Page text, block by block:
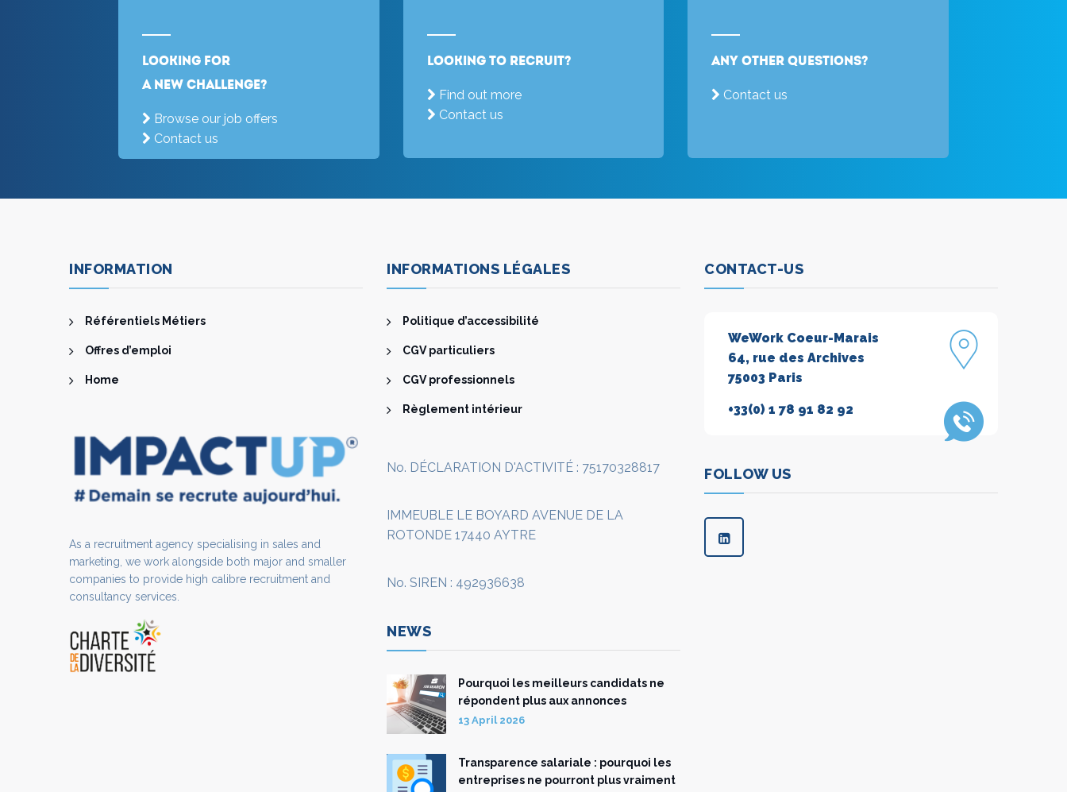
Looking for
a new challenge?
Browse our job offers
Contact us
Looking to recruit?
Find out more
Contact us
Any other questions?
Contact us
INFORMATION
Référentiels Métiers
Offres d’emploi
Home
As a recruitment agency specialising in sales and
marketing, we work alongside both major and smaller
companies to provide high calibre recruitment and
consultancy services.
INFORMATIONS LÉGALES
Politique d’accessibilité
CGV particuliers
CGV professionnels
Règlement intérieur
No. DÉCLARATION D'ACTIVITÉ : 75170328817
IMMEUBLE LE BOYARD AVENUE DE LA
ROTONDE 17440 AYTRE
No. SIREN : 492936638
NEWS
Pourquoi les meilleurs candidats ne
répondent plus aux annonces
13 April 2026
Transparence salariale : pourquoi les
entreprises ne pourront plus vraiment
CONTACT-US
WeWork Coeur-Marais
64, rue des Archives
75003 Paris
+33(0) 1 78 91 82 92
FOLLOW US